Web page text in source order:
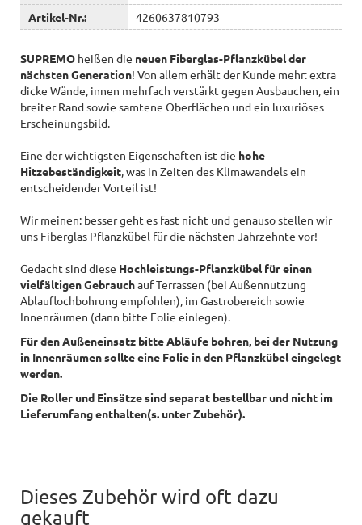
Artikel-Nr.:
4260637810793
SUPREMO heißen die neuen Fiberglas-Pflanzkübel der
nächsten Generation! Von allem erhält der Kunde mehr: extra
dicke Wände, innen mehrfach verstärkt gegen Ausbauchen, ein
breiter Rand sowie samtene Oberflächen und ein luxuriöses
Erscheinungsbild.
Eine der wichtigsten Eigenschaften ist die hohe
Hitzebeständigkeit , was in Zeiten des Klimawandels ein
entscheidender Vorteil ist!
Wir meinen: besser geht es fast nicht und genauso stellen wir
uns Fiberglas Pflanzkübel für die nächsten Jahrzehnte vor!
Gedacht sind diese Hochleistungs-Pflanzkübel für einen
vielfältigen Gebrauchauf Terrassen (bei Außennutzung
Ablauflochbohrung empfohlen), im Gastrobereich sowie
Innenräumen (dann bitte Folie einlegen).
Für den Außeneinsatz bitte Abläufe bohren, bei der Nutzung
in Innenräumen sollte eine Folie in den Pflanzkübel eingelegt
werden.
Die Roller und Einsätze sind separat bestellbar und nicht im
Lieferumfang enthalten(s. unter Zubehör).
Dieses Zubehör wird oft dazu
gekauft